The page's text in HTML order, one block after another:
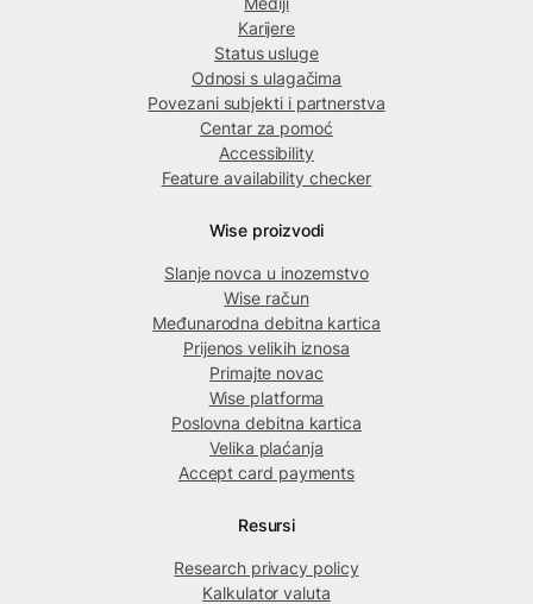
Karijere
Status usluge
Odnosi s ulagačima
Povezani subjekti i partnerstva
Centar za pomoć
Accessibility
Feature availability checker
Wise proizvodi
Slanje novca u inozemstvo
Wise račun
Međunarodna debitna kartica
Prijenos velikih iznosa
Primajte novac
Wise platforma
Poslovna debitna kartica
Velika plaćanja
Accept card payments
Resursi
Research privacy policy
Kalkulator valuta